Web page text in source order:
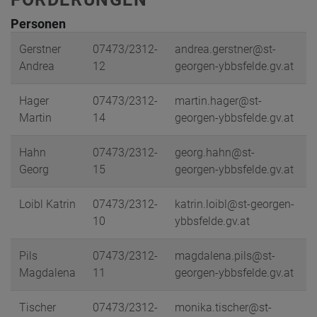
Personen
Gerstner
Andrea
07473/2312-
12
andrea.gerstner@st-
georgen-ybbsfelde.gv.at
Hager
Martin
07473/2312-
14
martin.hager@st-
georgen-ybbsfelde.gv.at
Hahn
Georg
07473/2312-
15
georg.hahn@st-
georgen-ybbsfelde.gv.at
Loibl Katrin
07473/2312-
10
katrin.loibl@st-georgen-
ybbsfelde.gv.at
Pils
Magdalena
07473/2312-
11
magdalena.pils@st-
georgen-ybbsfelde.gv.at
Tischer
07473/2312-
monika.tischer@st-